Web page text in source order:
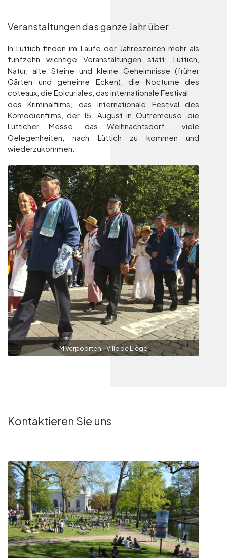
M Verpoorten - Ville de Liège
Veranstaltungen das ganze Jahr über
In Lüttich finden im Laufe der Jahreszeiten mehr als
fünfzehn wichtige Veranstaltungen statt: Lüttich,
Natur, alte Steine und kleine Geheimnisse (früher
Gärten und geheime Ecken), die Nocturne des
coteaux, die Epicuriales, das internationale Festival
des Kriminalfilms, das internationale Festival des
Komödienfilms, der 15. August in Outremeuse, die
Lütticher Messe, das Weihnachtsdorf... viele
Gelegenheiten, nach Lüttich zu kommen und
wiederzukommen.
Kontaktieren Sie uns